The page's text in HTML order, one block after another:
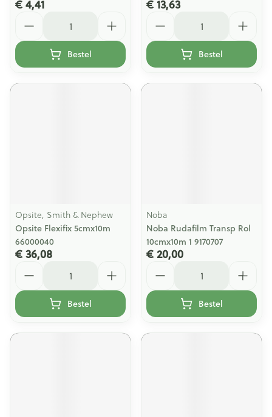
€ 4,41
Bestel
€ 13,63
Bestel
Opsite, Smith & Nephew
Opsite Flexifix 5cmx10m
66000040
€ 36,08
Bestel
Noba
Noba Rudafilm Transp Rol
10cmx10m 1 9170707
€ 20,00
Bestel